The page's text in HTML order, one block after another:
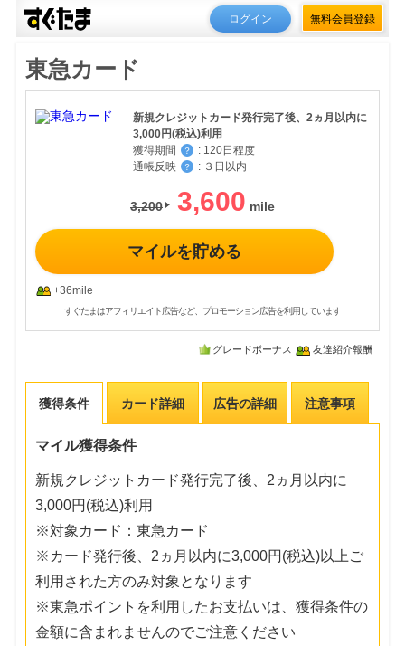
ログイン 無料会員登録
東急カード
新規クレジットカード発行完了後、2ヵ月以内に
3,000円(税込)利用
獲得期間
？ : 120日程度
通帳反映
？ : ３日以内
3,200 3,600
マイルを貯める
+36mile
すぐたまはアフィリエイト広告など、プロモーション広告を利用しています
グレードボーナス 友達紹介報酬
獲得条件 カード詳細 広告の詳細 注意事項
マイル獲得条件
新規クレジットカード発行完了後、2ヵ月以内に
3,000円(税込)利用
※対象カード：東急カード
※カード発行後、2ヵ月以内に3,000円(税込)以上ご
利用された方のみ対象となります
※東急ポイントを利用したお支払いは、獲得条件の
金額に含まれませんのでご注意ください